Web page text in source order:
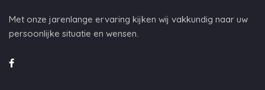
Met onze jarenlange ervaring kijken wij vakkundig naar uw
persoonlijke situatie en wensen.